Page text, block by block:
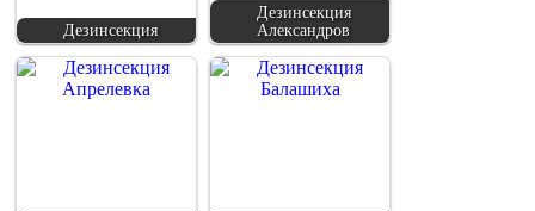
Дезинсекция
Дезинсекция
Александров